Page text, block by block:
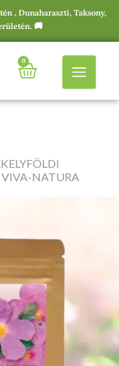
, Dunaharaszti, Taksony,
🚚
0
VIVA-NATURA